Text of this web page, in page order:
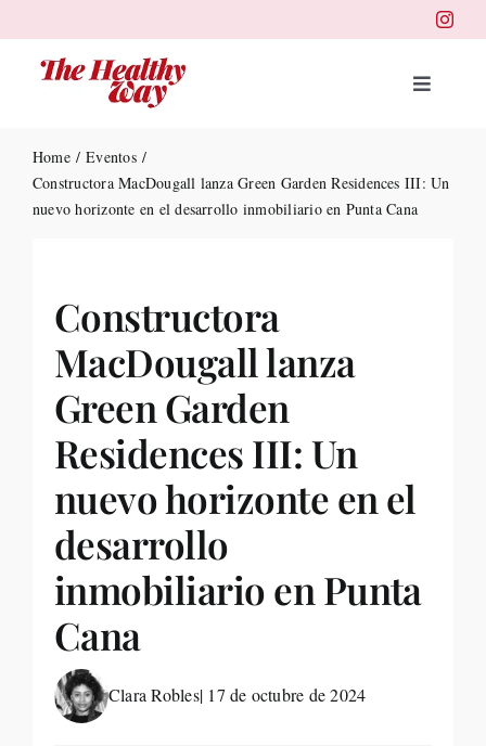
to
content
Toggle
Home
Eventos
Constructora MacDougall lanza Green Garden Residences III: Un
nuevo horizonte en el desarrollo inmobiliario en Punta Cana
Constructora
MacDougall lanza
Green Garden
Residences III: Un
nuevo horizonte en el
desarrollo
inmobiliario en Punta
Cana
Clara Robles| 17 de octubre de 2024